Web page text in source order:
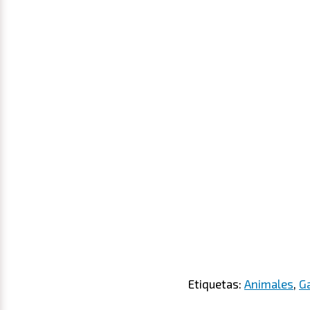
Etiquetas: Animales,